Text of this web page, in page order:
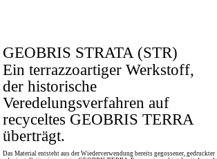
GEOBRIS STRATA (STR)
Ein terrazzoartiger Werkstoff,
der historische
Veredelungsverfahren auf
recyceltes GEOBRIS TERRA
überträgt.
Das Material entsteht aus der Wiederverwendung bereits gegossener, gedruckter